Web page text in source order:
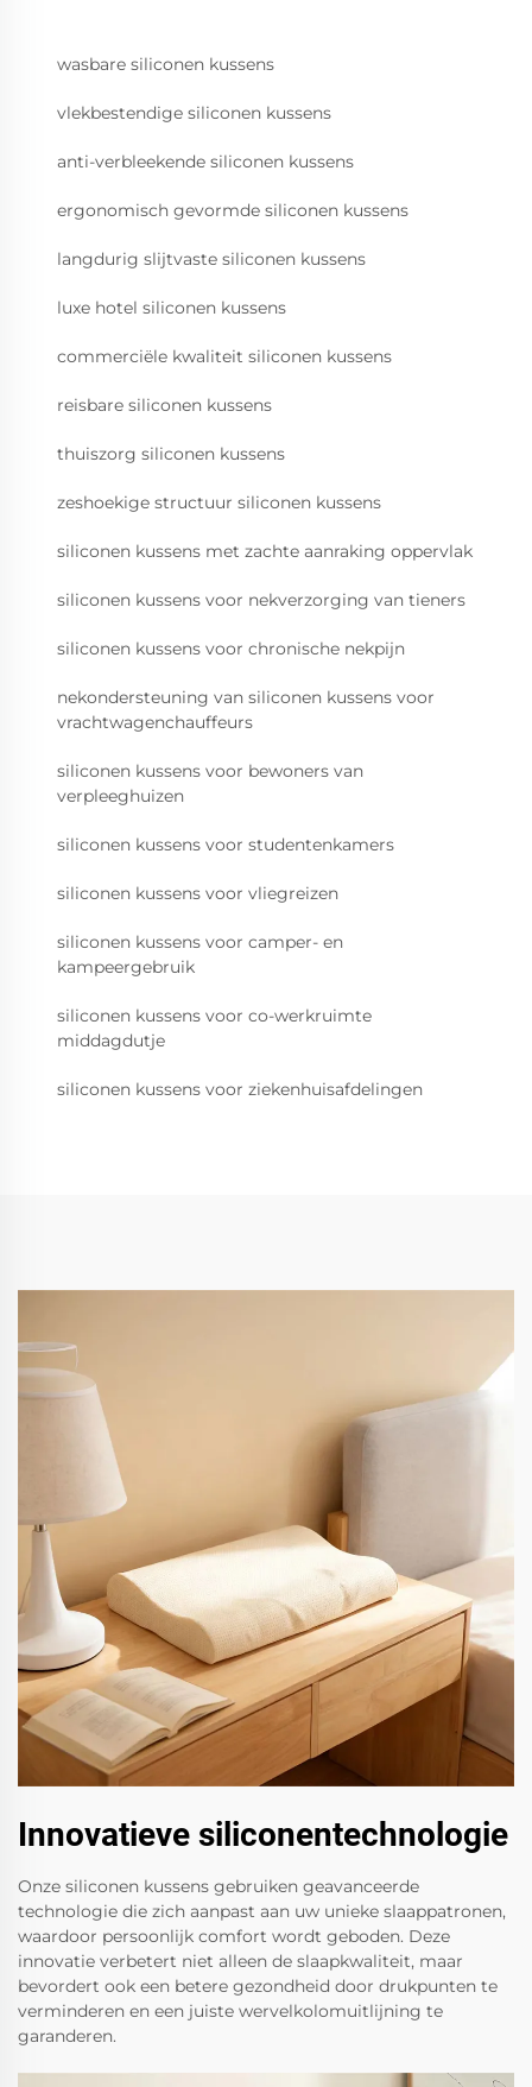
wasbare siliconen kussens
vlekbestendige siliconen kussens
anti-verbleekende siliconen kussens
ergonomisch gevormde siliconen kussens
langdurig slijtvaste siliconen kussens
luxe hotel siliconen kussens
commerciële kwaliteit siliconen kussens
reisbare siliconen kussens
thuiszorg siliconen kussens
zeshoekige structuur siliconen kussens
siliconen kussens met zachte aanraking oppervlak
siliconen kussens voor nekverzorging van tieners
siliconen kussens voor chronische nekpijn
nekondersteuning van siliconen kussens voor
vrachtwagenchauffeurs
siliconen kussens voor bewoners van
verpleeghuizen
siliconen kussens voor studentenkamers
siliconen kussens voor vliegreizen
siliconen kussens voor camper- en
kampeergebruik
siliconen kussens voor co-werkruimte
middagdutje
siliconen kussens voor ziekenhuisafdelingen
Innovatieve siliconentechnologie
Onze siliconen kussens gebruiken geavanceerde
technologie die zich aanpast aan uw unieke slaappatronen,
waardoor persoonlijk comfort wordt geboden. Deze
innovatie verbetert niet alleen de slaapkwaliteit, maar
bevordert ook een betere gezondheid door drukpunten te
verminderen en een juiste wervelkolomuitlijning te
garanderen.